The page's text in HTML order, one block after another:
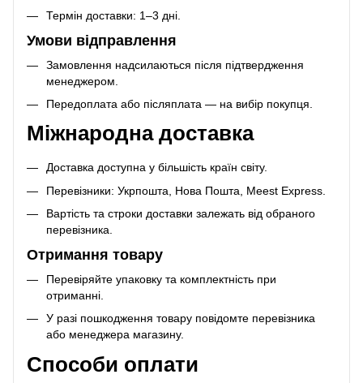
Термін доставки: 1–3 дні.
Умови відправлення
Замовлення надсилаються після підтвердження
менеджером.
Передоплата або післяплата — на вибір покупця.
Міжнародна доставка
Доставка доступна у більшість країн світу.
Перевізники: Укрпошта, Нова Пошта, Meest Express.
Вартість та строки доставки залежать від обраного
перевізника.
Отримання товару
Перевіряйте упаковку та комплектність при
отриманні.
У разі пошкодження товару повідомте перевізника
або менеджера магазину.
Способи оплати